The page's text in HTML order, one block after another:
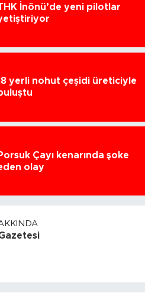
İnönü’de yeni pilotlar
yerli nohut çeşidi üreticiyle
Çayı kenarında şoke
olay